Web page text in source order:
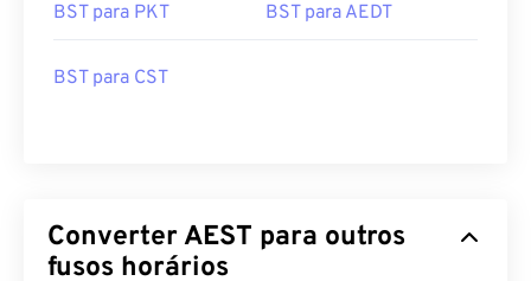
BST para PKT BST para AEDT
BST para CST
Converter AEST para outros
fusos horários